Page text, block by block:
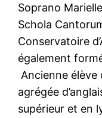
Soprano
Schola
Conservatoire
également
Ancienne élève
agrégée
supérieur et en